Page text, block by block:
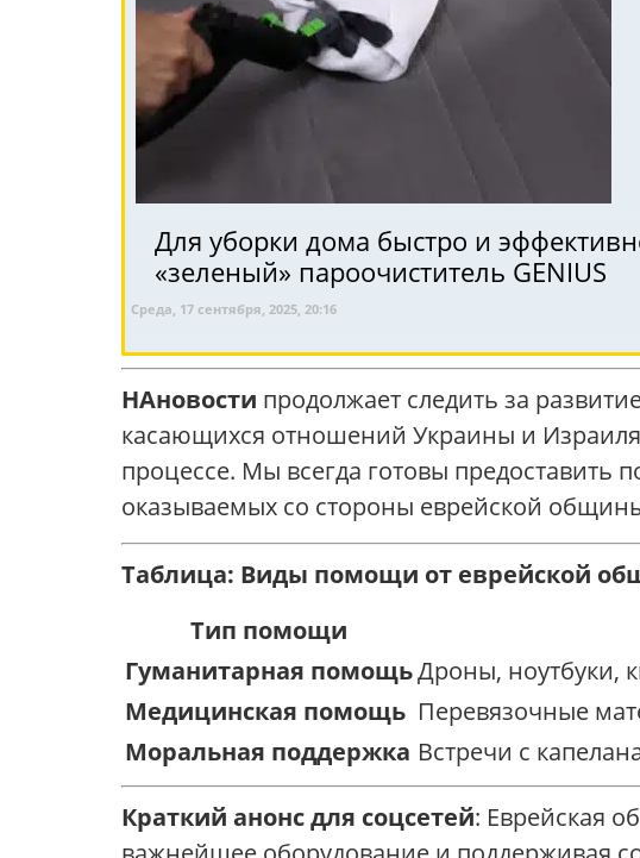
Для уборки дома быстро и
«зеленый» пароочиститель GENIUS
Среда, 17 сентября, 2025, 20:16
НАновости продолжает следить за
касающихся отношений Украины и
процессе. Мы всегда готовы
оказываемых со стороны еврейской
Таблица: Виды помощи от еврейской
Тип помощи
Гуманитарная помощьДроны, ноутбуки,
Медицинская помощь Перевязочные
Моральная поддержка Встречи с
Краткий анонс для соцсетей: Еврейская